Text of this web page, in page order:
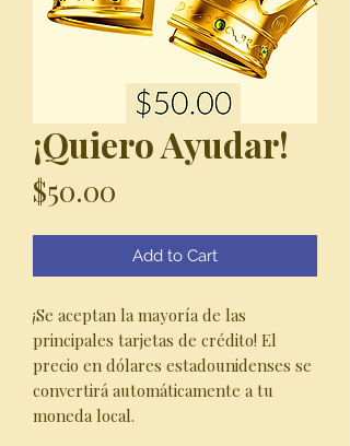
¡Quiero Ayudar!
$50.00
Add to Cart
¡Se aceptan la mayoría de las
principales tarjetas de crédito! El
precio en dólares estadounidenses se
convertirá automáticamente a tu
moneda local.